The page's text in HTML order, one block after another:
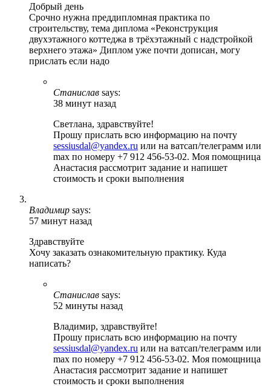
Добрый день
Срочно нужна преддипломная практика по
строительству, тема диплома «Реконструкция
двухэтажного коттеджа в трёхэтажный с надстройкой
верхнего этажа» Диплом уже почти дописан, могу
прислать если надо
Станислав says:
38 минут назад
Светлана, здравствуйте!
Прошу прислать всю информацию на почту
sessiusdal@yandex.ru или на ватсап/телеграмм или
max по номеру +7 912 456-53-02. Моя помощница
Анастасия рассмотрит задание и напишет
стоимость и сроки выполнения
Владимир says:
57 минут назад
Здравствуйте
Хочу заказать ознакомительную практику. Куда
написать?
Станислав says:
52 минуты назад
Владимир, здравствуйте!
Прошу прислать всю информацию на почту
sessiusdal@yandex.ru или на ватсап/телеграмм или
max по номеру +7 912 456-53-02. Моя помощница
Анастасия рассмотрит задание и напишет
стоимость и сроки выполнения